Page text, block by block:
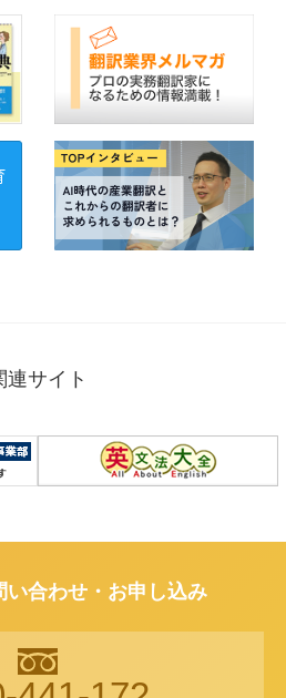
連サイト
い合わせ・お申し込み